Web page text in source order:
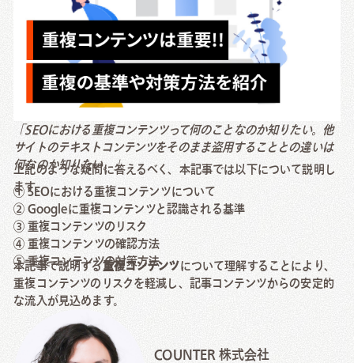
Download
資料ダウンロード
Contact Us
お問い合わせ
「SEOにおける重複コンテンツって何のことなのか知りたい。他
サイトのテキストコンテンツをそのまま盗用することとの違いは
何なのか知りたい。」
上記のような疑問に答えるべく、本記事では以下について説明し
ます。
① SEOにおける重複コンテンツについて
② Googleに重複コンテンツと認識される基準
③ 重複コンテンツのリスク
④ 重複コンテンツの確認方法
⑤ 重複コンテンツの対策方法
本記事で説明する重複コンテンツについて理解することにより、
重複コンテンツのリスクを軽減し、記事コンテンツからの安定的
な流入が見込めます。
COUNTER 株式会社